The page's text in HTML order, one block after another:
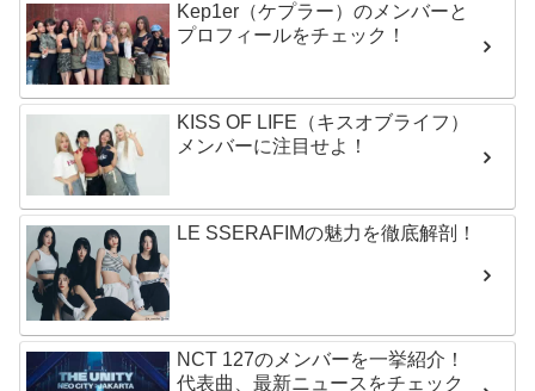
Kep1er（ケプラー）のメンバーと
プロフィールをチェック！
KISS OF LIFE（キスオブライフ）
メンバーに注目せよ！
LE SSERAFIMの魅力を徹底解剖！
NCT 127のメンバーを一挙紹介！
代表曲、最新ニュースをチェック